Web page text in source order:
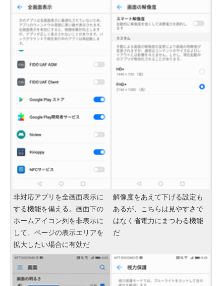
非対応アプリを全画面表示に
する機能を備える。画面下の
ホームアイコン列を非表示に
して、ページの表示エリアを
拡大したい場合に有効だ
解像度をあえて下げる設定も
あるが、こちらは見やすさで
はなく省電力にまつわる機能
だ